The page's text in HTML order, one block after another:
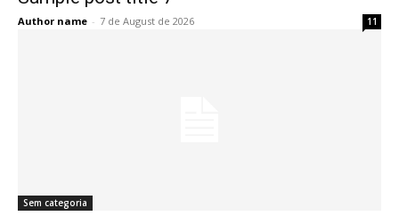
Author name - 7 de August de 2026 11
Sem categoria